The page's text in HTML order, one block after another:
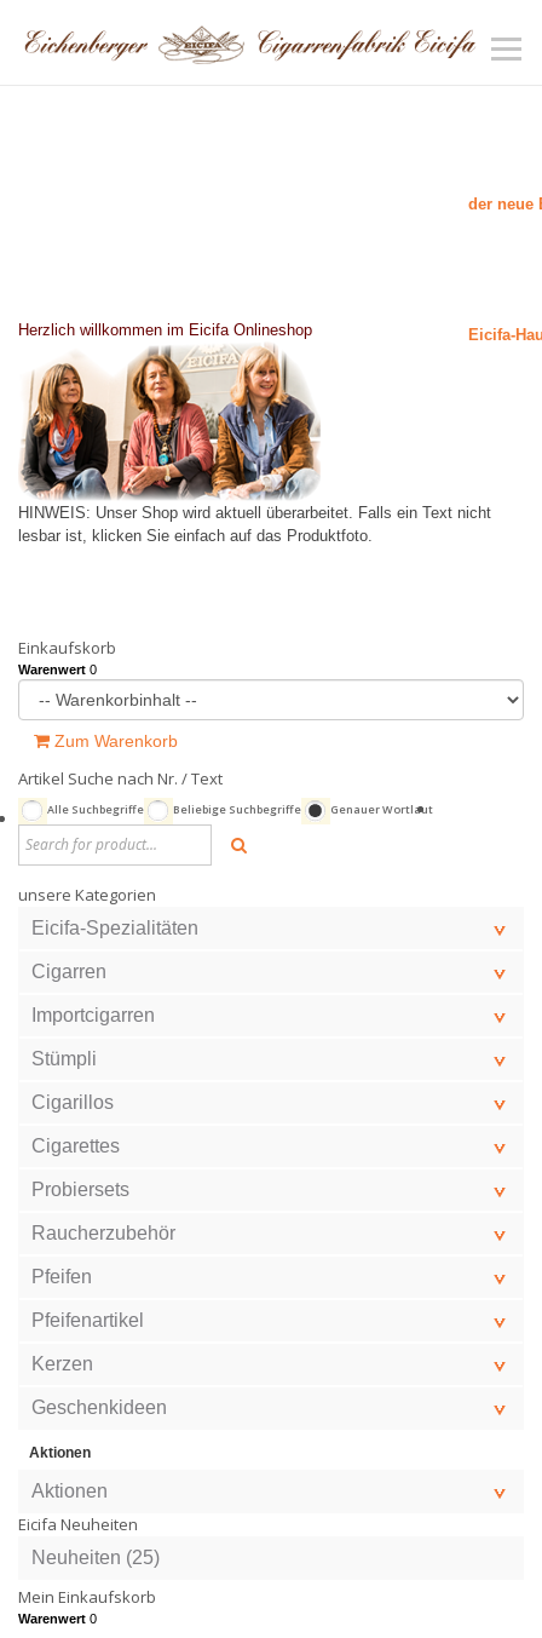
Herzlich willkommen im Eicifa Onlineshop
der neue
Eicifa-
HINWEIS: Unser Shop wird aktuell überarbeitet. Falls ein Text nicht
lesbar ist, klicken Sie einfach auf das Produktfoto.
Einkaufskorb
Warenwert 0
Zum Warenkorb
Artikel Suche nach Nr. / Text
Alle Suchbegriffe Beliebige Suchbegriffe Genauer Wortlaut
unsere Kategorien
Eicifa-Spezialitäten
Cigarren
Importcigarren
Stümpli
Cigarillos
Cigarettes
Probiersets
Raucherzubehör
Pfeifen
Pfeifenartikel
Kerzen
Geschenkideen
Aktionen
Aktionen
Eicifa Neuheiten
Neuheiten (25)
Mein Einkaufskorb
Warenwert 0